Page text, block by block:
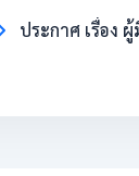
ประกาศ เรื่อง